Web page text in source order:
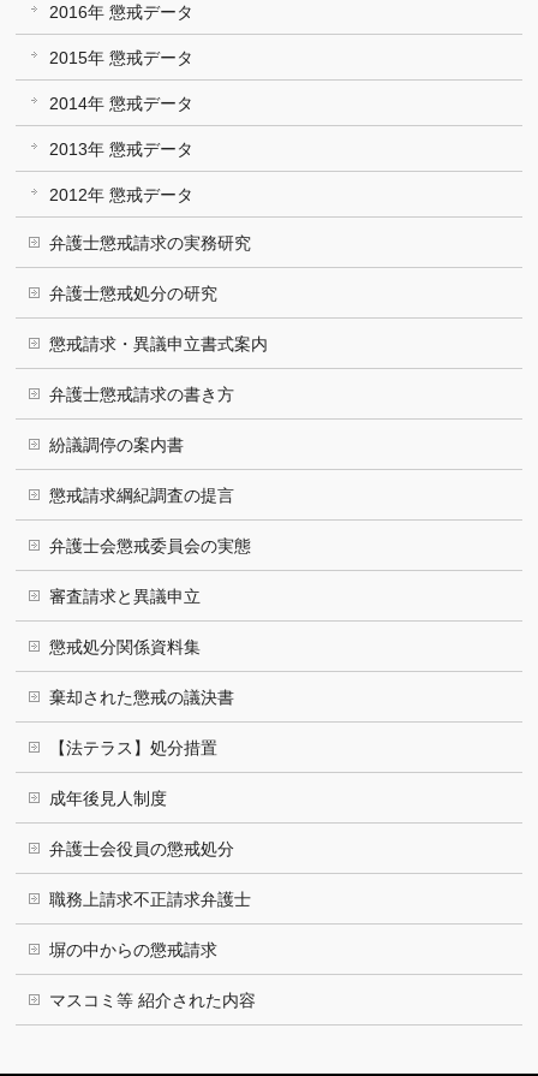
2016年 懲戒データ
2015年 懲戒データ
2014年 懲戒データ
2013年 懲戒データ
2012年 懲戒データ
弁護士懲戒請求の実務研究
弁護士懲戒処分の研究
懲戒請求・異議申立書式案内
弁護士懲戒請求の書き方
紛議調停の案内書
懲戒請求綱紀調査の提言
弁護士会懲戒委員会の実態
審査請求と異議申立
懲戒処分関係資料集
棄却された懲戒の議決書
【法テラス】処分措置
成年後見人制度
弁護士会役員の懲戒処分
職務上請求不正請求弁護士
塀の中からの懲戒請求
マスコミ等 紹介された内容